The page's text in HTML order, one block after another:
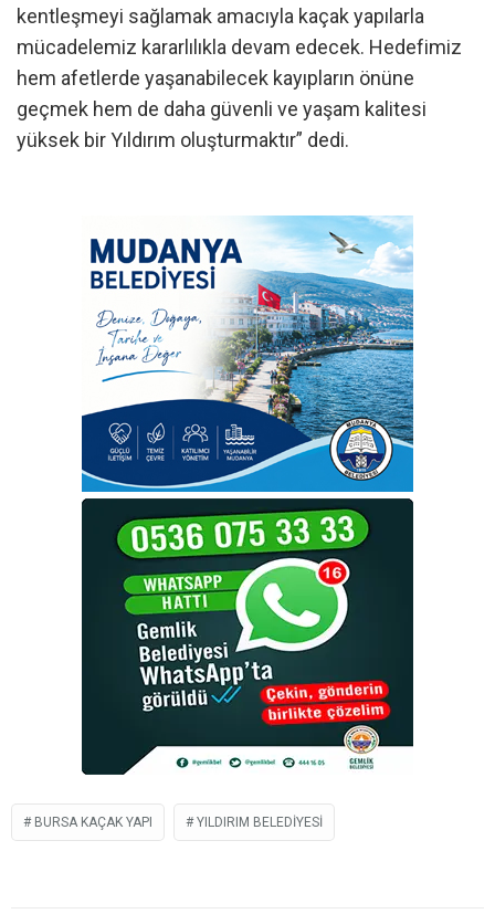
kentleşmeyi sağlamak amacıyla kaçak yapılarla
mücadelemiz kararlılıkla devam edecek. Hedefimiz
hem afetlerde yaşanabilecek kayıpların önüne
geçmek hem de daha güvenli ve yaşam kalitesi
yüksek bir Yıldırım oluşturmaktır” dedi.
BURSA KAÇAK YAPI YILDIRIM BELEDIYESI